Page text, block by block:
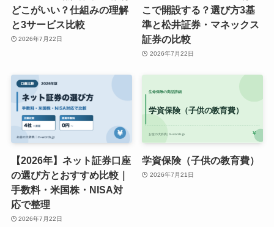
どこがいい？仕組みの理解
と3サービス比較
2026年7月22日
こで開設する？選び方3基
準と松井証券・マネックス
証券の比較
2026年7月22日
【2026年】ネット証券口座
の選び方とおすすめ比較｜
手数料・米国株・NISA対
応で整理
2026年7月22日
学資保険（子供の教育費）
2026年7月21日